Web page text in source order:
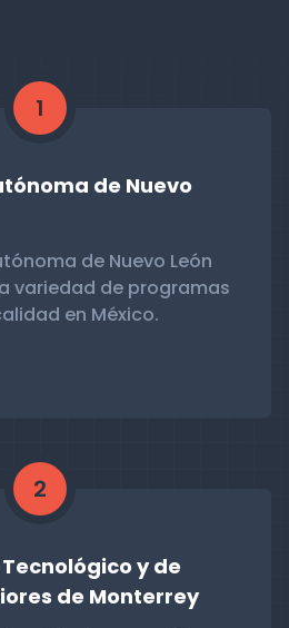
1
de Nuevo
de Nuevo León
variedad de programas
en México.
2
y de
de Monterrey